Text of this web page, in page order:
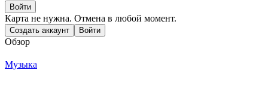
Войти
Карта не нужна. Отмена в любой момент.
Создать аккаунт Войти
Обзор
Музыка